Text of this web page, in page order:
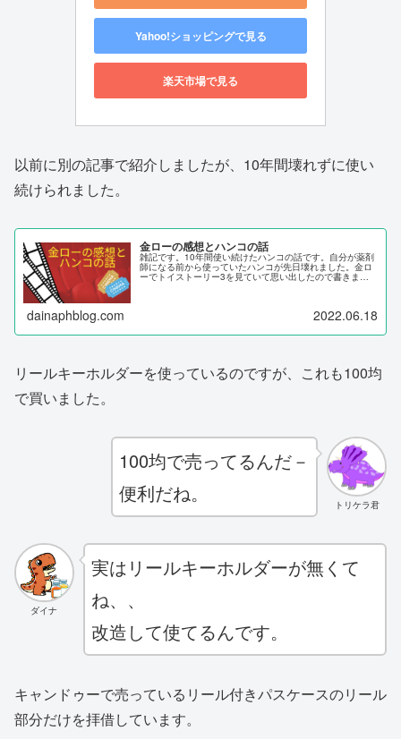
Yahoo!ショッピングで見る
楽天市場で見る
以前に別の記事で紹介しましたが、10年間壊れずに使い
続けられました。
金ローの感想とハンコの話
雑記です。10年間使い続けたハンコの話です。自分が薬剤
師になる前から使っていたハンコが先日壊れました。金ロ
ーでトイストーリー3を見ていて思い出したので書きまし
dainaphblog.com 2022.06.18
リールキーホルダーを使っているのですが、これも100均
で買いました。
トリケラ君
100均で売ってるんだ－
便利だね。
ダイナ
実はリールキーホルダーが無くて
ね、、
改造して使てるんです。
キャンドゥーで売っているリール付きパスケースのリール
部分だけを拝借しています。